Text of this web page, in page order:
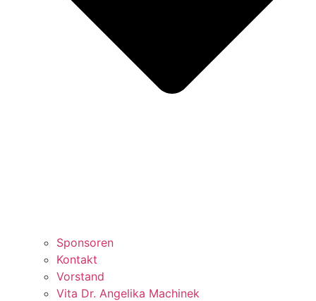
Sponsoren
Kontakt
Vorstand
Vita Dr. Angelika Machinek